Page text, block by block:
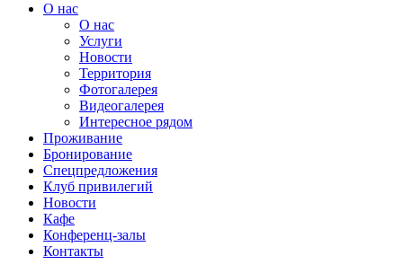
О нас
О нас
Услуги
Новости
Территория
Фотогалерея
Видеогалерея
Интересное рядом
Проживание
Бронирование
Спецпредложения
Клуб привилегий
Новости
Кафе
Конференц-залы
Контакты